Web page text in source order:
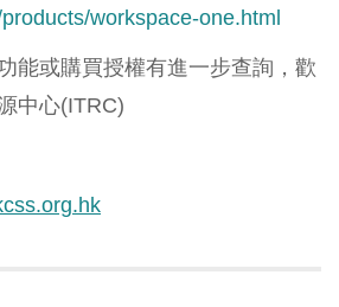
workspace-one.html
能或購買授權有進一步查詢，歡
中心(ITRC)